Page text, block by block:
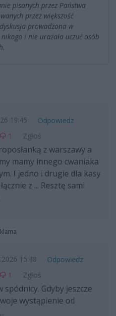
pisanych przez Państwa
przez większość
prowadzona w
i nie urażała uczuć osób
19:45
Odpowiedz
1 Zgłoś
z warszawy a
mamy innego cwaniaka
I jedno i drugie dla kasy
z ... Resztę sami
15:48
Odpowiedz
1 Zgłoś
Gdyby jeszcze
wystąpienie od